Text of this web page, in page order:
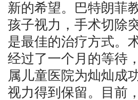
新的希望。巴特朗菲
孩子视力，手术切除
是最佳的治疗方式。
经过了一个月的等待
属儿童医院为灿灿成
视力得到保留。目前